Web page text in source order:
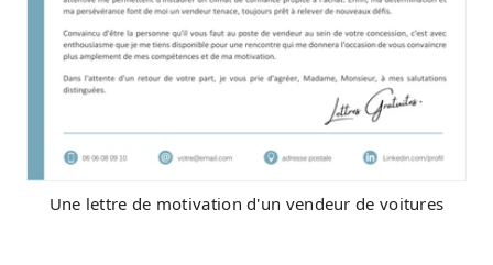
Une lettre de motivation d'un vendeur de voitures